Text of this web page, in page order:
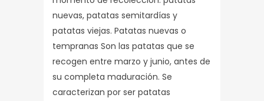
nuevas, patatas semitardías y
patatas viejas. Patatas nuevas o
tempranas Son las patatas que se
recogen entre marzo y junio, antes de
su completa maduración. Se
caracterizan por ser patatas